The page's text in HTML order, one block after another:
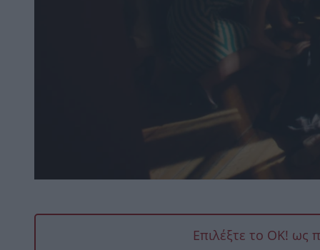
Επιλέξτε το OK! ως